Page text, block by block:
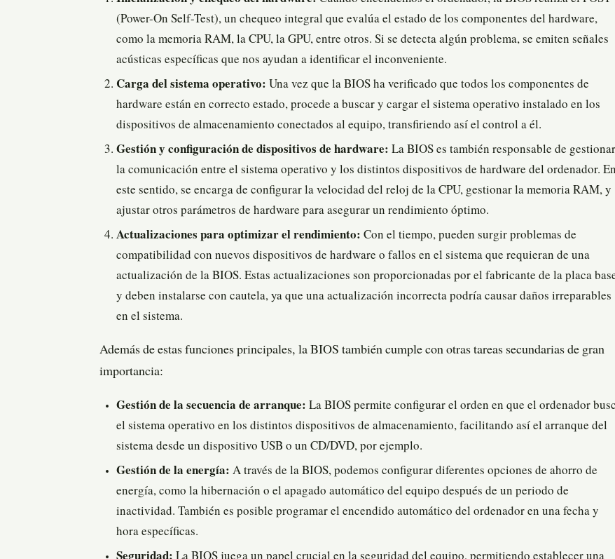
(Power-On Self-Test), un chequeo integral que evalúa el estado de los componentes del hardware,
como la memoria RAM, la CPU, la GPU, entre otros. Si se detecta algún problema, se emiten señales
acústicas específicas que nos ayudan a identificar el inconveniente.
Carga del sistema operativo: Una vez que la BIOS ha verificado que todos los componentes de
hardware están en correcto estado, procede a buscar y cargar el sistema operativo instalado en los
dispositivos de almacenamiento conectados al equipo, transfiriendo así el control a él.
Gestión y configuración de dispositivos de hardware: La BIOS es también responsable de gestionar
la comunicación entre el sistema operativo y los distintos dispositivos de hardware del ordenador. En
este sentido, se encarga de configurar la velocidad del reloj de la CPU, gestionar la memoria RAM, y
ajustar otros parámetros de hardware para asegurar un rendimiento óptimo.
Actualizaciones para optimizar el rendimiento: Con el tiempo, pueden surgir problemas de
compatibilidad con nuevos dispositivos de hardware o fallos en el sistema que requieran de una
actualización de la BIOS. Estas actualizaciones son proporcionadas por el fabricante de la placa
y deben instalarse con cautela, ya que una actualización incorrecta podría causar daños irreparables
en el sistema.
Además de estas funciones principales, la BIOS también cumple con otras tareas secundarias de gran
importancia:
Gestión de la secuencia de arranque: La BIOS permite configurar el orden en que el ordenador
el sistema operativo en los distintos dispositivos de almacenamiento, facilitando así el arranque del
sistema desde un dispositivo USB o un CD/DVD, por ejemplo.
Gestión de la energía: A través de la BIOS, podemos configurar diferentes opciones de ahorro de
energía, como la hibernación o el apagado automático del equipo después de un periodo de
inactividad. También es posible programar el encendido automático del ordenador en una fecha y
hora específicas.